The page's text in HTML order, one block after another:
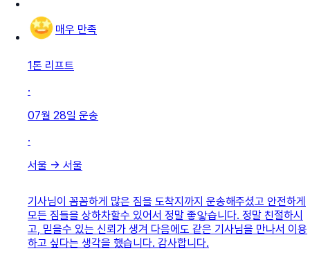
매우 만족
1톤 리프트
·
07월 28일 운송
·
서울 → 서울
기사님이 꼼꼼하게 많은 짐을 도착지까지 운송해주셨고 안전하게
모든 짐들을 상하차할수 있어서 정말 좋앟습니다. 정말 친절하시
고, 믿을수 있는 신뢰가 생겨 다음에도 같은 기사님을 만나서 이용
하고 싶다는 생각을 했습니다. 감사합니다.